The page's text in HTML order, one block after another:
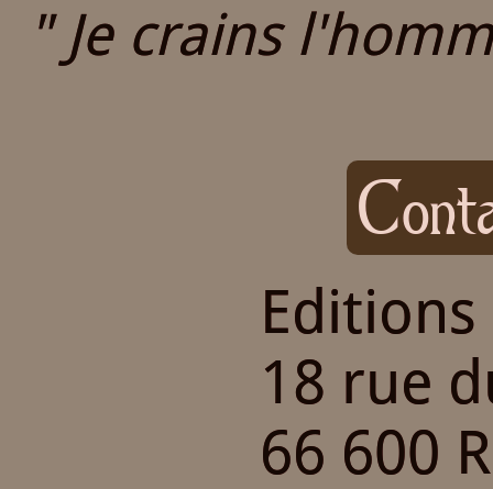
" Je crains
Editions
18 rue
66 600